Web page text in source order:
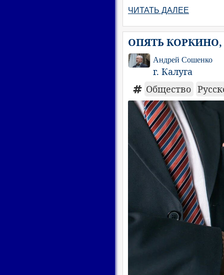
ЧИТАТЬ ДАЛЕЕ
ОПЯТЬ
Андрей Сошенко
г. Калуга
Общество